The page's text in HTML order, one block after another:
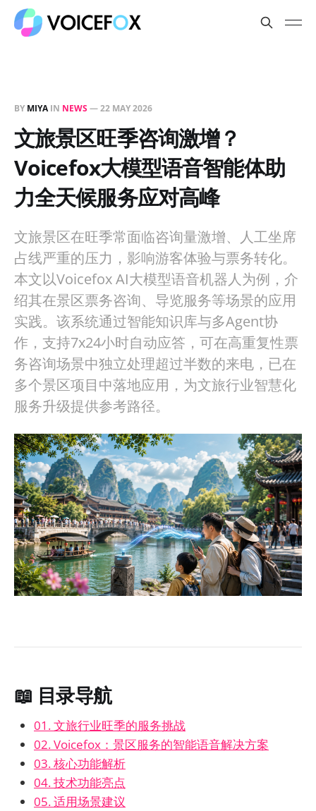
BY MIYAIN NEWS—22 MAY 2026
文旅景区旺季咨询激增？
Voicefox大模型语音智能体助
力全天候服务应对高峰
文旅景区在旺季常面临咨询量激增、人工坐席
占线严重的压力，影响游客体验与票务转化。
本文以Voicefox AI大模型语音机器人为例，介
绍其在景区票务咨询、导览服务等场景的应用
实践。该系统通过智能知识库与多Agent协
作，支持7x24小时自动应答，可在高重复性票
务咨询场景中独立处理超过半数的来电，已在
多个景区项目中落地应用，为文旅行业智慧化
服务升级提供参考路径。
📖 目录导航
01. 文旅行业旺季的服务挑战
02. Voicefox：景区服务的智能语音解决方案
03. 核心功能解析
04. 技术功能亮点
05. 适用场景建议